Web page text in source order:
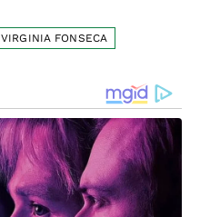
VIRGINIA FONSECA